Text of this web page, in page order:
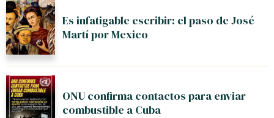
Es infatigable escribir: el paso de José
Martí por Mexico
ONU confirma contactos para enviar
combustible a Cuba